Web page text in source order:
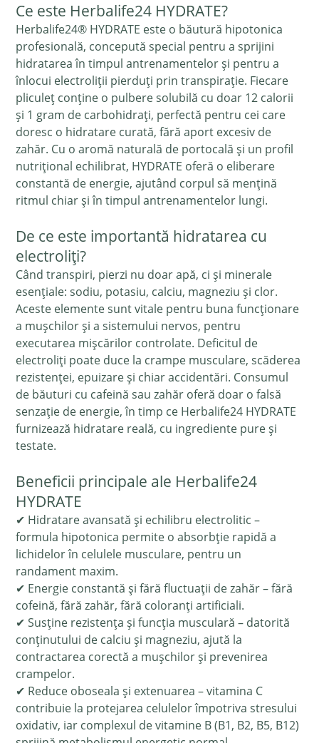
Ce este Herbalife24 HYDRATE?
Herbalife24® HYDRATE este o băutură hipotonica
profesională, concepută special pentru a sprijini
hidratarea în timpul antrenamentelor și pentru a
înlocui electroliții pierduți prin transpirație. Fiecare
pliculeț conține o pulbere solubilă cu doar 12 calorii
și 1 gram de carbohidrați, perfectă pentru cei care
doresc o hidratare curată, fără aport excesiv de
zahăr. Cu o aromă naturală de portocală și un profil
nutrițional echilibrat, HYDRATE oferă o eliberare
constantă de energie, ajutând corpul să mențină
ritmul chiar și în timpul antrenamentelor lungi.
De ce este importantă hidratarea cu
electroliți?
Când transpiri, pierzi nu doar apă, ci și minerale
esențiale: sodiu, potasiu, calciu, magneziu și clor.
Aceste elemente sunt vitale pentru buna funcționare
a mușchilor și a sistemului nervos, pentru
executarea mișcărilor controlate. Deficitul de
electroliți poate duce la crampe musculare, scăderea
rezistenței, epuizare și chiar accidentări. Consumul
de băuturi cu cafeină sau zahăr oferă doar o falsă
senzație de energie, în timp ce Herbalife24 HYDRATE
furnizează hidratare reală, cu ingrediente pure și
testate.
Beneficii principale ale Herbalife24
HYDRATE
✔ Hidratare avansată și echilibru electrolitic –
formula hipotonica permite o absorbție rapidă a
lichidelor în celulele musculare, pentru un
randament maxim.
✔ Energie constantă și fără fluctuații de zahăr – fără
cofeină, fără zahăr, fără coloranți artificiali.
✔ Susține rezistența și funcția musculară – datorită
conținutului de calciu și magneziu, ajută la
contractarea corectă a mușchilor și prevenirea
crampelor.
✔ Reduce oboseala și extenuarea – vitamina C
contribuie la protejarea celulelor împotriva stresului
oxidativ, iar complexul de vitamine B (B1, B2, B5, B12)